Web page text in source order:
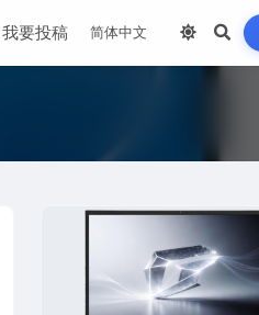
我要投稿